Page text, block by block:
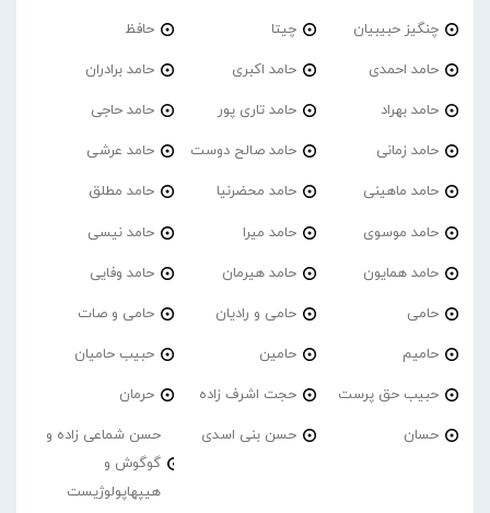
چنگیز حبیبیان چیتا حافظ
حامد احمدی حامد اکبری حامد برادران
حامد بهراد حامد تاری پور حامد حاجی
حامد زمانی حامد صالح دوست حامد عرشی
حامد ماهینی حامد محضرنیا حامد مطلق
حامد موسوی حامد میرا حامد نیسی
حامد همایون حامد هیرمان حامد وفایی
حامی حامی و رادیان حامی و صات
حامیم حامین حبیب حامیان
حبیب حق پرست حجت اشرف زاده حرمان
حسان حسن بنی اسدی
حسن شماعی زاده و
گوگوش و
هیپهاپولوژیست